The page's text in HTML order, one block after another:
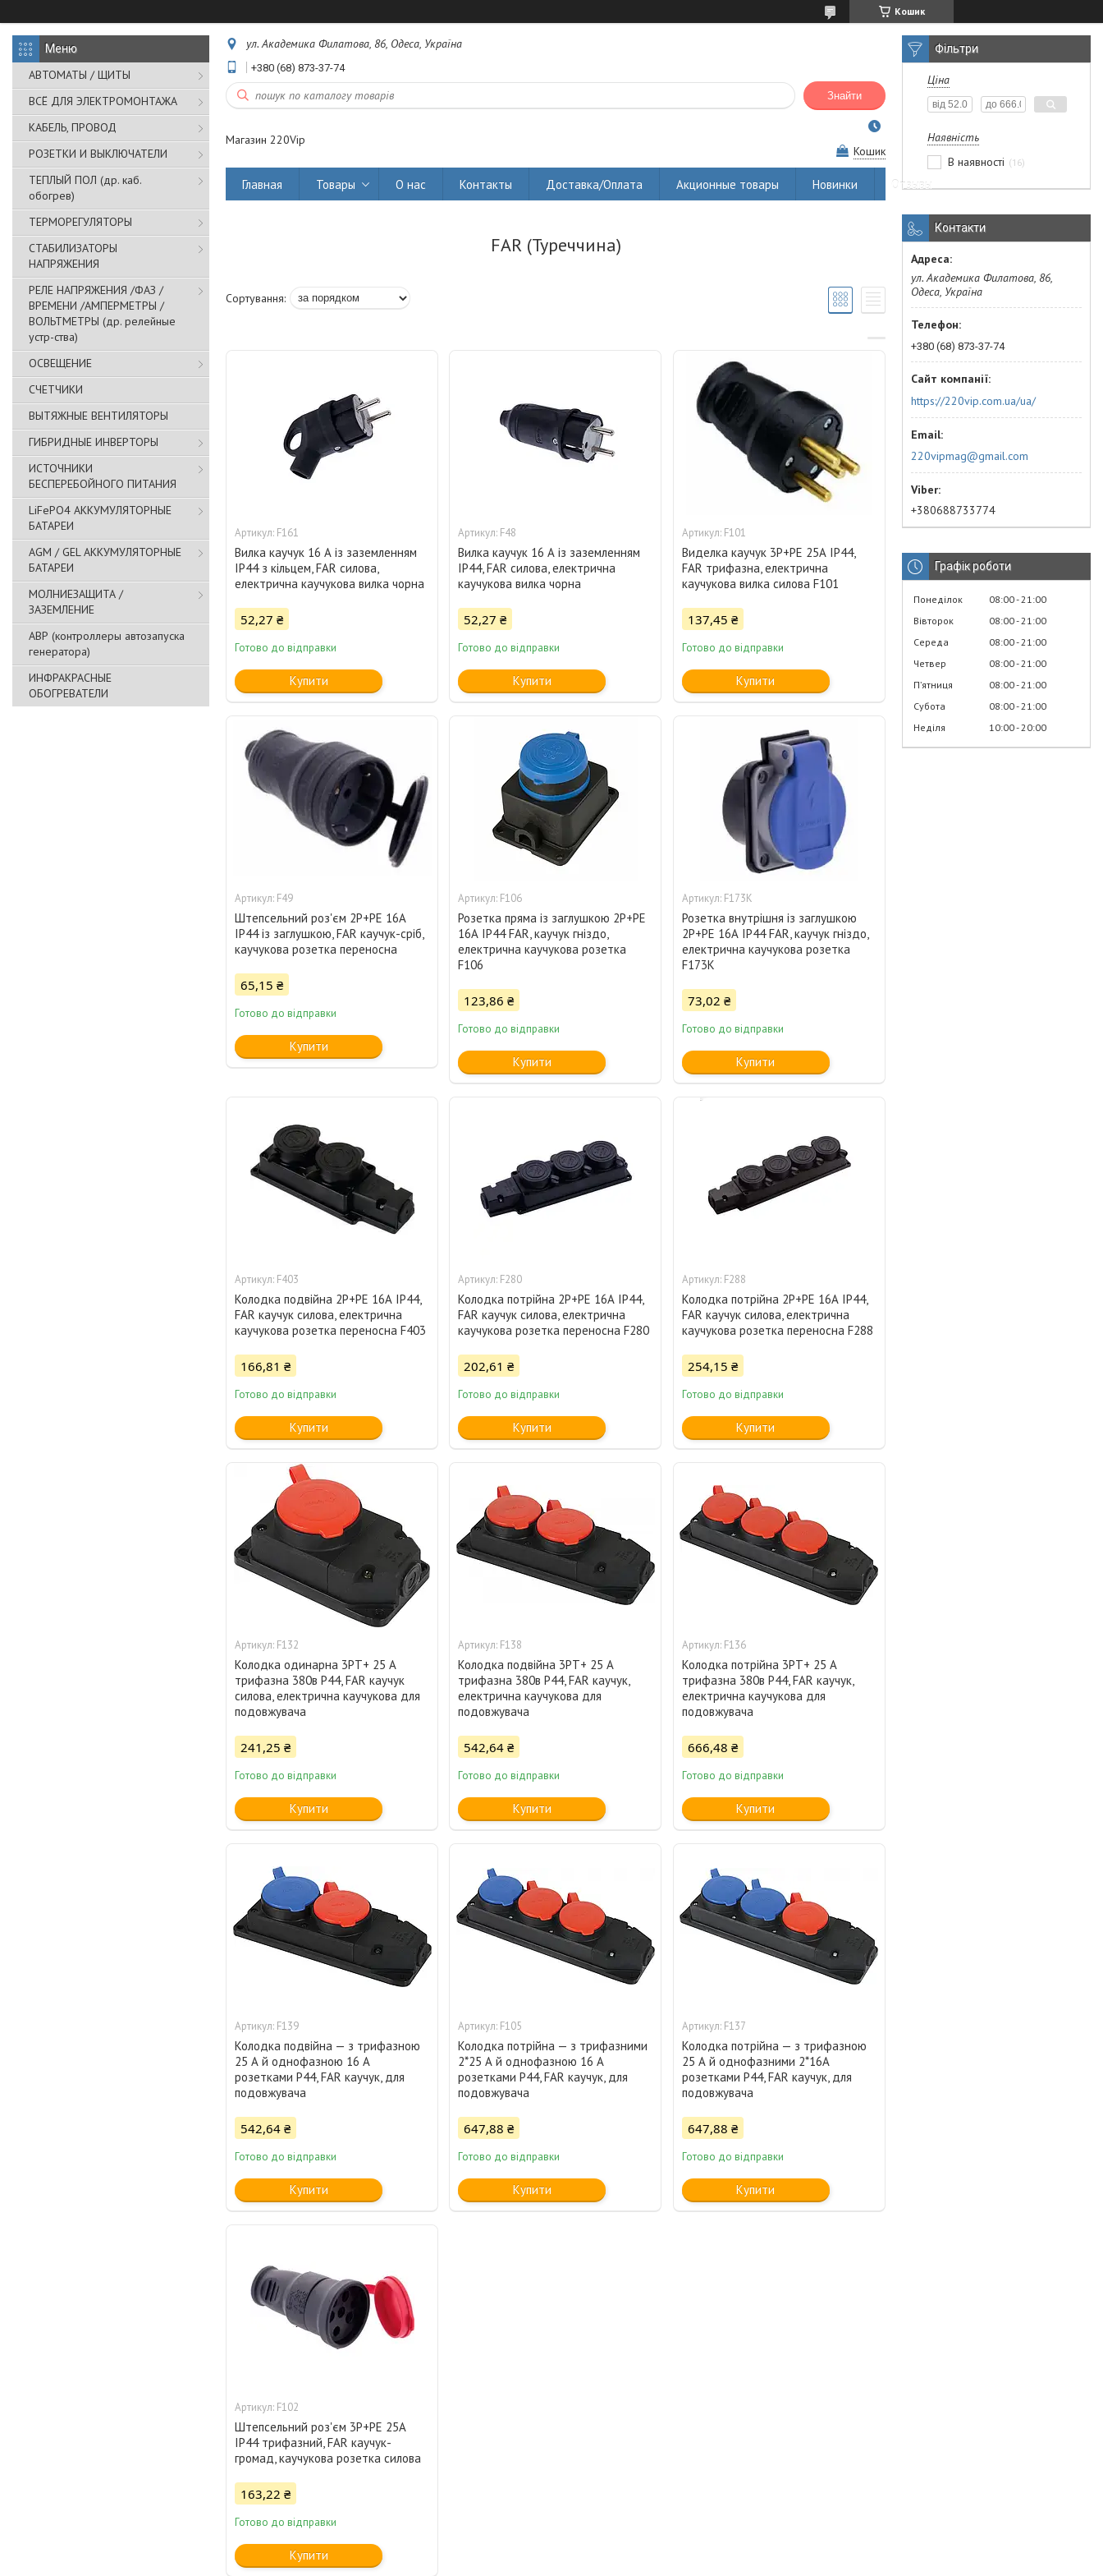
Кошик
АВТОМАТЫ / ЩИТЫ
ВСЁ ДЛЯ ЭЛЕКТРОМОНТАЖА
КАБЕЛЬ, ПРОВОД
РОЗЕТКИ И ВЫКЛЮЧАТЕЛИ
ТЕПЛЫЙ ПОЛ (др. каб.
обогрев)
ТЕРМОРЕГУЛЯТОРЫ
СТАБИЛИЗАТОРЫ
НАПРЯЖЕНИЯ
РЕЛЕ НАПРЯЖЕНИЯ /ФАЗ /
ВРЕМЕНИ /АМПЕРМЕТРЫ /
ВОЛЬТМЕТРЫ (др. релейные
устр-ства)
ОСВЕЩЕНИЕ
СЧЕТЧИКИ
ВЫТЯЖНЫЕ ВЕНТИЛЯТОРЫ
ГИБРИДНЫЕ ИНВЕРТОРЫ
ИСТОЧНИКИ
БЕСПЕРЕБОЙНОГО ПИТАНИЯ
LiFePO4 АККУМУЛЯТОРНЫЕ
БАТАРЕИ
AGM / GEL АККУМУЛЯТОРНЫЕ
БАТАРЕИ
МОЛНИЕЗАЩИТА /
ЗАЗЕМЛЕНИЕ
АВР (контроллеры автозапуска
генератора)
ИНФРАКРАСНЫЕ
ОБОГРЕВАТЕЛИ
ул. Академика Филатова, 86, Одеса, Україна
+380 (68) 873-37-74
Знайти
Магазин 220Vip
Кошик
Главная Товары О нас Контакты Доставка/Оплата Акционные товары Новинки Отзывы
FAR (Туреччина)
F161
Вилка каучук 16 А із заземленням
IP44 з кільцем, FAR силова,
електрична каучукова вилка чорна
52,27 ₴
Готово до відправки
Купити
F48
Вилка каучук 16 А із заземленням
IP44, FAR силова, електрична
каучукова вилка чорна
52,27 ₴
Готово до відправки
Купити
F101
Виделка каучук 3Р+РЕ 25А IP44,
FAR трифазна, електрична
каучукова вилка силова F101
137,45 ₴
Готово до відправки
Купити
F49
Штепсельний роз'єм 2Р+РЕ 16А
IP44 із заглушкою, FAR каучук-сріб,
каучукова розетка переносна
65,15 ₴
Готово до відправки
Купити
F106
Розетка пряма із заглушкою 2Р+РЕ
16А IP44 FAR, каучук гніздо,
електрична каучукова розетка
F106
123,86 ₴
Готово до відправки
Купити
F173K
Розетка внутрішня із заглушкою
2Р+РЕ 16А IP44 FAR, каучук гніздо,
електрична каучукова розетка
F173K
73,02 ₴
Готово до відправки
Купити
F403
Колодка подвійна 2Р+РЕ 16А IP44,
FAR каучук силова, електрична
каучукова розетка переносна F403
166,81 ₴
Готово до відправки
Купити
F280
Колодка потрійна 2Р+РЕ 16А IP44,
FAR каучук силова, електрична
каучукова розетка переносна F280
202,61 ₴
Готово до відправки
Купити
F288
Колодка потрійна 2Р+РЕ 16А IP44,
FAR каучук силова, електрична
каучукова розетка переносна F288
254,15 ₴
Готово до відправки
Купити
F132
Колодка одинарна 3PT+ 25 А
трифазна 380в P44, FAR каучук
силова, електрична каучукова для
подовжувача
241,25 ₴
Готово до відправки
Купити
F138
Колодка подвійна 3PT+ 25 А
трифазна 380в P44, FAR каучук,
електрична каучукова для
подовжувача
542,64 ₴
Готово до відправки
Купити
F136
Колодка потрійна 3PT+ 25 А
трифазна 380в P44, FAR каучук,
електрична каучукова для
подовжувача
666,48 ₴
Готово до відправки
Купити
F139
Колодка подвійна — з трифазною
25 А й однофазною 16 А
розетками P44, FAR каучук, для
подовжувача
542,64 ₴
Готово до відправки
Купити
F105
Колодка потрійна — з трифазними
2*25 А й однофазною 16 А
розетками P44, FAR каучук, для
подовжувача
647,88 ₴
Готово до відправки
Купити
F137
Колодка потрійна — з трифазною
25 А й однофазними 2*16А
розетками P44, FAR каучук, для
подовжувача
647,88 ₴
Готово до відправки
Купити
F102
Штепсельний роз'єм 3Р+РЕ 25А
IP44 трифазний, FAR каучук-
громад, каучукова розетка силова
163,22 ₴
Готово до відправки
Купити
Фільтри
Ціна
Наявність
В наявності
16
Контакти
ул. Академика Филатова, 86,
Одеса, Україна
+380 (68) 873-37-74
https://220vip.com.ua/ua/
220vipmag@gmail.com
+380688733774
Графік роботи
Понеділок 08:00 21:00
Вівторок
08:00 21:00
Середа
08:00 21:00
Четвер
08:00 21:00
Пʼятниця
08:00 21:00
Субота
08:00 21:00
Неділя
10:00 20:00